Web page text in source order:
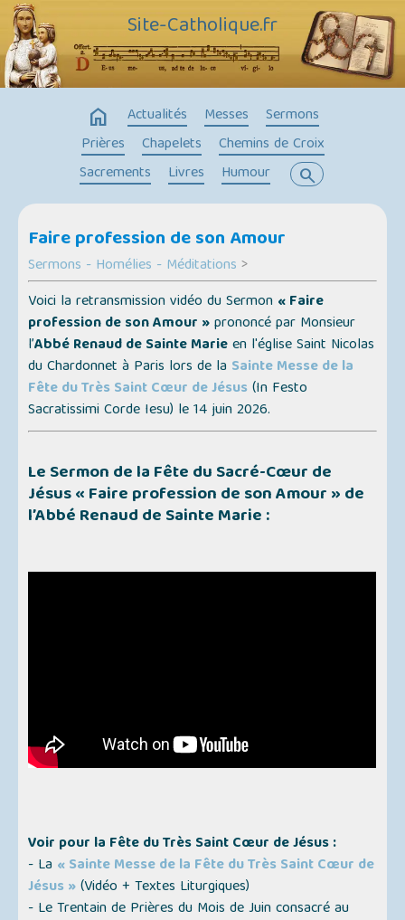
Site-Catholique.fr
home Actualités Messes
Sermons
Prières
Chapelets
Chemins de Croix
Sacrements
Livres Humour search
Faire profession de son Amour
Sermons - Homélies - Méditations >
Voici la retransmission vidéo du Sermon « Faire
profession de son Amour »prononcé par Monsieur
l’Abbé Renaud de Sainte Marieen l'église Saint Nicolas
du Chardonnet à Paris lors de la Sainte Messe de la
Fête du Très Saint Cœur de Jésus(In Festo
Sacratissimi Corde Iesu) le 14 juin 2026.
Le Sermon de la Fête du Sacré-Cœur de
Jésus« Faire profession de son Amour »de
l’Abbé Renaud de Sainte Marie :
Voir pour la Fête du Très Saint Cœur de Jésus :
- La « Sainte Messe de la Fête du Très Saint Cœur de
Jésus »(Vidéo + Textes Liturgiques)
- Le Trentain de Prières du Mois de Juin consacré au